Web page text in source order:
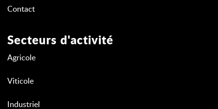
Contact
Secteurs d'activité
Agricole
Viticole
Industriel